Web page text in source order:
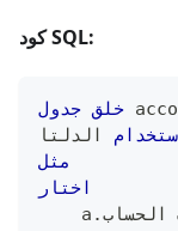
كود SQL:
خلق جدول
استخدام الدلتا
مثل
اختار
    a
.الحساب